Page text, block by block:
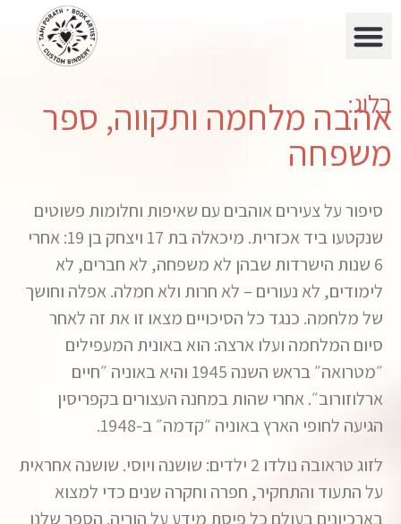
בלוג:
אהבה מלחמה ותקווה, ספר
משפחה
סיפור על צעירים אוהבים עם שאיפות וחלומות פשוטים
שנקטעו ביד אכזרית. מיכאלה בת 17 ויצחק בן 19: אחרי
6 שנות הישרדות שבהן לא משפחה, לא חברים, לא
לימודים, לא נעורים – לא חרות ולא חמלה. אפלה וחושך
של מלחמה. כנגד כל הסיכויים מצאו זו את זה לאחר
סיום המלחמה ועלו ארצה: הוא באונית המעפילים
״מטרואה״ בראש השנה 1945 והיא באוניה ״חיים
ארלוזורוב״. אחרי שהות במחנה העצורים בקפריסין
הגיעה לחופי הארץ באוניה ״קדמה״ ב-1948.
לזוג טראובה נולדו 2 ילדים: שושנה ויוסי. שושנה אחראית
על התעוד והתחקיר, חפרה וחקרה שנים כדי למצוא
בארכיונים בעולם כל פיסת מידע על הוריה. הספר שלנו